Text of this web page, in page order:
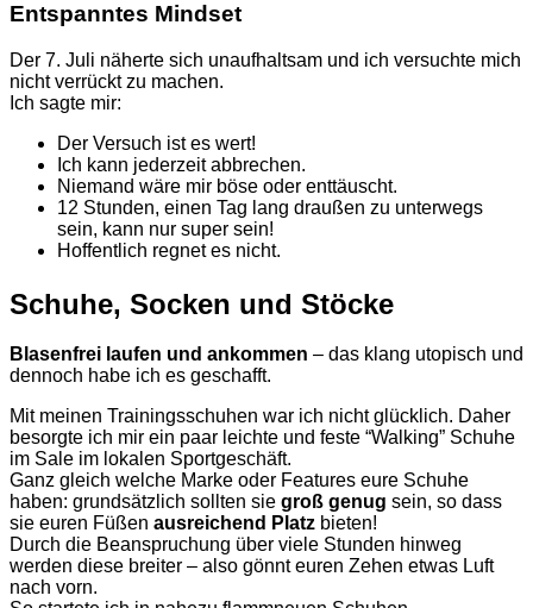
Entspanntes Mindset
Der 7. Juli näherte sich unaufhaltsam und ich versuchte mich
nicht verrückt zu machen.
Ich sagte mir:
Der Versuch ist es wert!
Ich kann jederzeit abbrechen.
Niemand wäre mir böse oder enttäuscht.
12 Stunden, einen Tag lang draußen zu unterwegs
sein, kann nur super sein!
Hoffentlich regnet es nicht.
Schuhe, Socken und Stöcke
Blasenfrei laufen und ankommen – das klang utopisch und
dennoch habe ich es geschafft.
Mit meinen Trainingsschuhen war ich nicht glücklich. Daher
besorgte ich mir ein paar leichte und feste “Walking” Schuhe
im Sale im lokalen Sportgeschäft.
Ganz gleich welche Marke oder Features eure Schuhe
haben: grundsätzlich sollten sie groß genug sein, so dass
sie euren Füßen ausreichend Platz bieten!
Durch die Beanspruchung über viele Stunden hinweg
werden diese breiter – also gönnt euren Zehen etwas Luft
nach vorn.